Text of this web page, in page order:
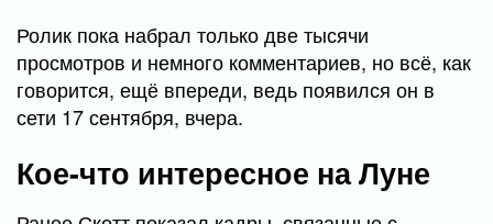
Ролик пока набрал только две тысячи
просмотров и немного комментариев, но всё, как
говорится, ещё впереди, ведь появился он в
сети 17 сентября, вчера.
Кое-что интересное на Луне